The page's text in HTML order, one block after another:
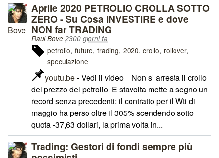
Aprile 2020 PETROLIO CROLLA SOTTO
ZERO - Su Cosa INVESTIRE e dove
NON far TRADING
Raul Bove 2300 giorni fa
petrolio future trading 2020. crollo rollover
speculazione
youtu.be- Vedi il video Non si arresta il crollo
del prezzo del petrolio. E stavolta mette a segno un
record senza precedenti: il contratto per il Wti di
maggio ha perso oltre il 305% scendendo sotto
quota -37,63 dollari, la prima volta in...
Trading: Gestori di fondi sempre più